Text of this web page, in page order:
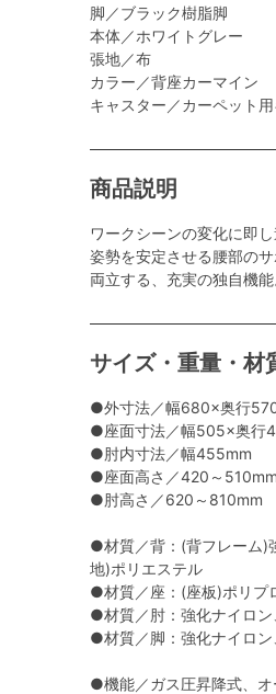
脚／ブラック樹脂脚
本体／ホワイトグレー
張地／布
カラー／背座カーマイン
キャスター／カーペット
商品説明
ワークシーンの変化に即
姿勢を安定させる腰部の
両立する、充実の独自機能
サイズ・重量・材
●外寸法／幅680×奥行
●座面寸法／幅505×奥行
●肘内寸法／幅455mm
●座面高さ／420～510mm
●肘高さ／620～810mm
●材質／背：(背フレーム)
地)ポリエステル
●材質／座：(座板)ポリプ
●材質／肘：強化ナイロ
●材質／脚：強化ナイロ
●機能／ガス圧昇降式、オ